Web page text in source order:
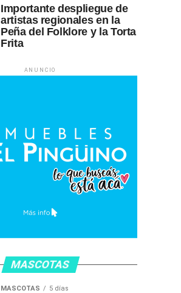
Importante despliegue de
artistas regionales en la
Peña del Folklore y la Torta
Frita
ANUNCIO
MASCOTAS
MASCOTAS 5 días